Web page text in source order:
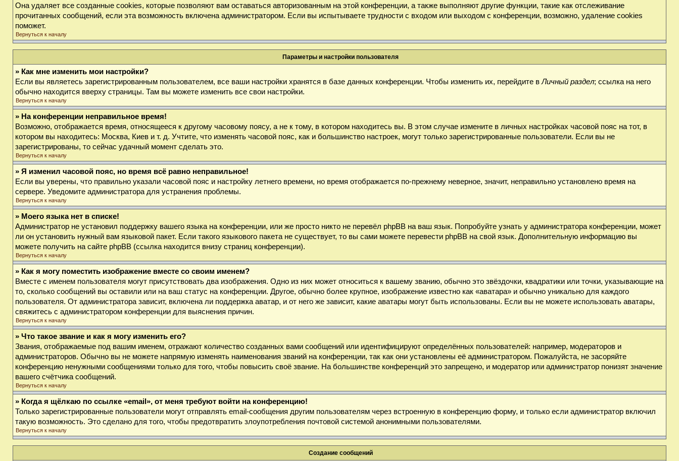
Она удаляет все созданные cookies, которые позволяют вам оставаться авторизованным на этой конференции, а также выполняют другие функции, такие как отслеживание
прочитанных сообщений, если эта возможность включена администратором. Если вы испытываете трудности с входом или выходом с конференции, возможно, удаление cookies
поможет.
Вернуться к началу
Параметры и настройки пользователя
» Как мне изменить мои настройки?
Если вы являетесь зарегистрированным пользователем, все ваши настройки хранятся в базе данных конференции. Чтобы изменить их, перейдите вЛичный раздел; ссылка на него
обычно находится вверху страницы. Там вы можете изменить все свои настройки.
Вернуться к началу
» На конференции неправильное время!
Возможно, отображается время, относящееся к другому часовому поясу, а не к тому, в котором находитесь вы. В этом случае измените в личных настройках часовой пояс на тот, в
котором вы находитесь: Москва, Киев и т. д. Учтите, что изменять часовой пояс, как и большинство настроек, могут только зарегистрированные пользователи. Если вы не
зарегистрированы, то сейчас удачный момент сделать это.
Вернуться к началу
» Я изменил часовой пояс, но время всё равно неправильное!
Если вы уверены, что правильно указали часовой пояс и настройку летнего времени, но время отображается по-прежнему неверное, значит, неправильно установлено время на
сервере. Уведомите администратора для устранения проблемы.
Вернуться к началу
» Моего языка нет в списке!
Администратор не установил поддержку вашего языка на конференции, или же просто никто не перевёл phpBB на ваш язык. Попробуйте узнать у администратора конференции, может
ли он установить нужный вам языковой пакет. Если такого языкового пакета не существует, то вы сами можете перевести phpBB на свой язык. Дополнительную информацию вы
можете получить на сайте phpBB (ссылка находится внизу страниц конференции).
Вернуться к началу
» Как я могу поместить изображение вместе со своим именем?
Вместе с именем пользователя могут присутствовать два изображения. Одно из них может относиться к вашему званию, обычно это звёздочки, квадратики или точки, указывающие на
то, сколько сообщений вы оставили или на ваш статус на конференции. Другое, обычно более крупное, изображение известно как «аватара» и обычно уникально для каждого
пользователя. От администратора зависит, включена ли поддержка аватар, и от него же зависит, какие аватары могут быть использованы. Если вы не можете использовать аватары,
свяжитесь с администратором конференции для выяснения причин.
Вернуться к началу
» Что такое звание и как я могу изменить его?
Звания, отображаемые под вашим именем, отражают количество созданных вами сообщений или идентифицируют определённых пользователей: например, модераторов и
администраторов. Обычно вы не можете напрямую изменять наименования званий на конференции, так как они установлены её администратором. Пожалуйста, не засоряйте
конференцию ненужными сообщениями только для того, чтобы повысить своё звание. На большинстве конференций это запрещено, и модератор или администратор понизят значение
вашего счётчика сообщений.
Вернуться к началу
» Когда я щёлкаю по ссылке «email», от меня требуют войти на конференцию!
Только зарегистрированные пользователи могут отправлять email-сообщения другим пользователям через встроенную в конференцию форму, и только если администратор включил
такую возможность. Это сделано для того, чтобы предотвратить злоупотребления почтовой системой анонимными пользователями.
Вернуться к началу
Создание сообщений